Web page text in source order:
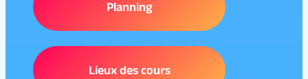
Planning
Lieux des cours